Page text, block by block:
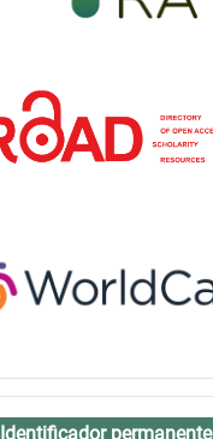
Identificador permanente